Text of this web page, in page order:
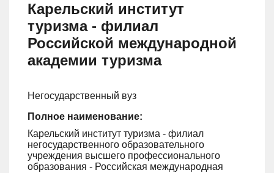
Карельский институт
туризма - филиал
Российской международной
академии туризма
Негосударственный вуз
Полное наименование:
Карельский институт туризма - филиал
негосударственного образовательного
учреждения высшего профессионального
образования - Российская международная